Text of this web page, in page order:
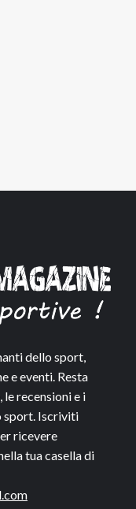
dello sport,
e eventi. Resta
recensioni e i
sport. Iscriviti
ricevere
tua casella di